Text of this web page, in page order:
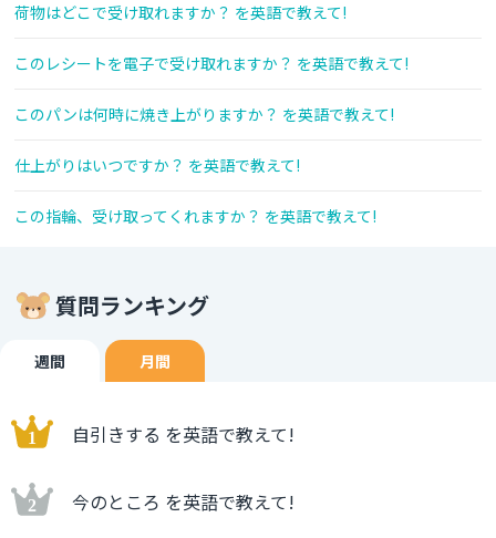
荷物はどこで受け取れますか？ を英語で教えて!
このレシートを電子で受け取れますか？ を英語で教えて!
このパンは何時に焼き上がりますか？ を英語で教えて!
仕上がりはいつですか？ を英語で教えて!
この指輪、受け取ってくれますか？ を英語で教えて!
質問ランキング
週間 月間
自引きする を英語で教えて!
今のところ を英語で教えて!